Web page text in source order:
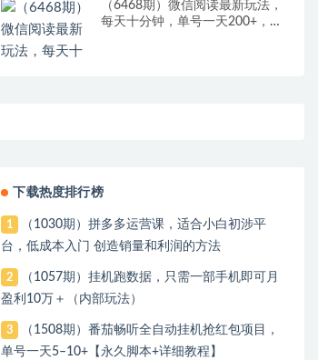
（6468期）微信阅读最新玩法，
每天十分钟，单号一天200+，简
下载热度排行榜
1
（1030期）拼多多运营课，适合小白初涉平
台，低成本入门 创造销量和利润的方法
2
（1057期）挂机跑数据，只需一部手机即可月
盈利10万＋（内部玩法）
3
（1508期）番茄畅听全自动挂机抢红包项目，
单号一天5–10+【永久脚本+详细教程】